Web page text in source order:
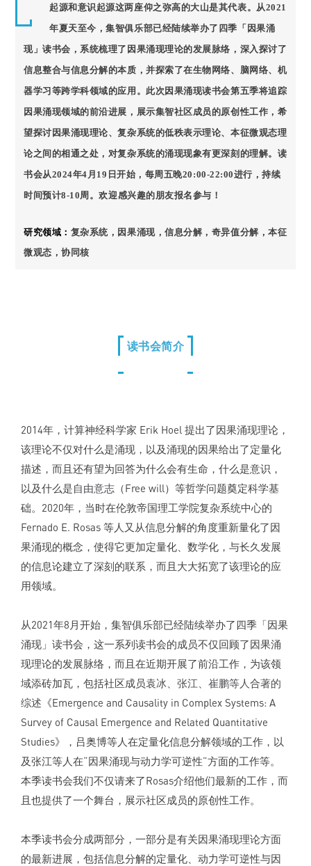
起源和意识起源这两座仰之弥高的大山是其代表。从2021
年夏天至今，集智俱乐部已经陆续举办了四季「因果涌
现」读书会，系统梳理了因果涌现理论的发展脉络，深入探讨了
信息整合与信息分解的本质，并探索了在生物网络、脑网络、机
器学习等跨学科领域的应用。此次因果涌现读书会第五季将追踪
因果涌现领域的前沿进展，展示集智社区成员的原创性工作，希
望探讨因果涌现理论、复杂系统的低秩表示理论、本征微观态理
论之间的相通之处，对复杂系统的涌现现象有更深刻的理解。读
书会从2024年4月19日开始，每周五晚20:00-22:00进行，持续
时间预计8-10周。欢迎感兴趣的朋友报名参与！
研究领域： 复杂系统，因果涌现，信息分解，奇异值分解，本征
微观态，协同核
读书会简介
2014年，计算神经科学家 Erik Hoel 提出了因果涌现理论，
该理论不仅对什么是涌现，以及涌现的因果给出了定量化
描述，而且还有望为回答为什么会有生命，什么是意识，
以及什么是自由意志 （Free will）等哲学问题奠定科学基
础。2020年，当时在伦敦帝国理工学院复杂系统中心的
Fernado E. Rosas 等人又从信息分解的角度重新量化了因
果涌现的概念，使得它更加定量化、数学化，与长久发展
的信息论建立了深刻的联系，而且大大拓宽了该理论的应
用领域。
从2021年8月开始，集智俱乐部已经陆续举办了四季「因果
涌现」读书会，这一系列读书会的成员不仅回顾了因果涌
现理论的发展脉络，而且在近期开展了前沿工作，为该领
域添砖加瓦，包括社区成员袁冰、张江、崔鹏等人合著的
综述 《Emergence and Causality in Complex Systems: A
Survey of Causal Emergence and Related Quantitative
Studies》，吕奥博等人在定量化信息分解领域的工作，以
及张江等人在“因果涌现与动力学可逆性”方面的工作等。
本季读书会我们不仅请来了Rosas介绍他们最新的工作，而
且也提供了一个舞台，展示社区成员的原创性工作。
本季读书会分成两部分，一部分是有关因果涌现理论方面
的最新进展，包括信息分解的定量化、动力学可逆性与因